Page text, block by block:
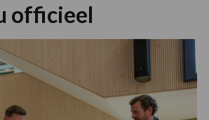
officieel